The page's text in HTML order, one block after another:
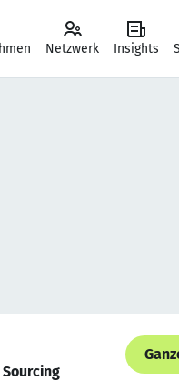
Netzwerk Insights